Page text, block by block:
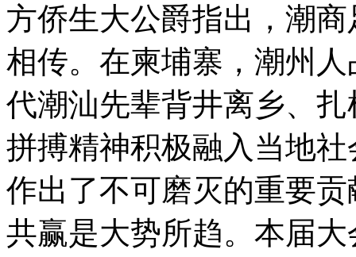
方侨生大公爵指出，潮
相传。在柬埔寨，潮州
代潮汕先辈背井离乡、
拼搏精神积极融入当地
作出了不可磨灭的重要
共赢是大势所趋。本届